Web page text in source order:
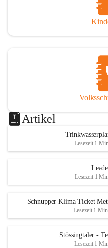
Artikel
Lesezeit 1
Lesezeit 1
Schnupper Klima Ticket
Lesezeit 1
Stössingtaler -
Lesezeit 1